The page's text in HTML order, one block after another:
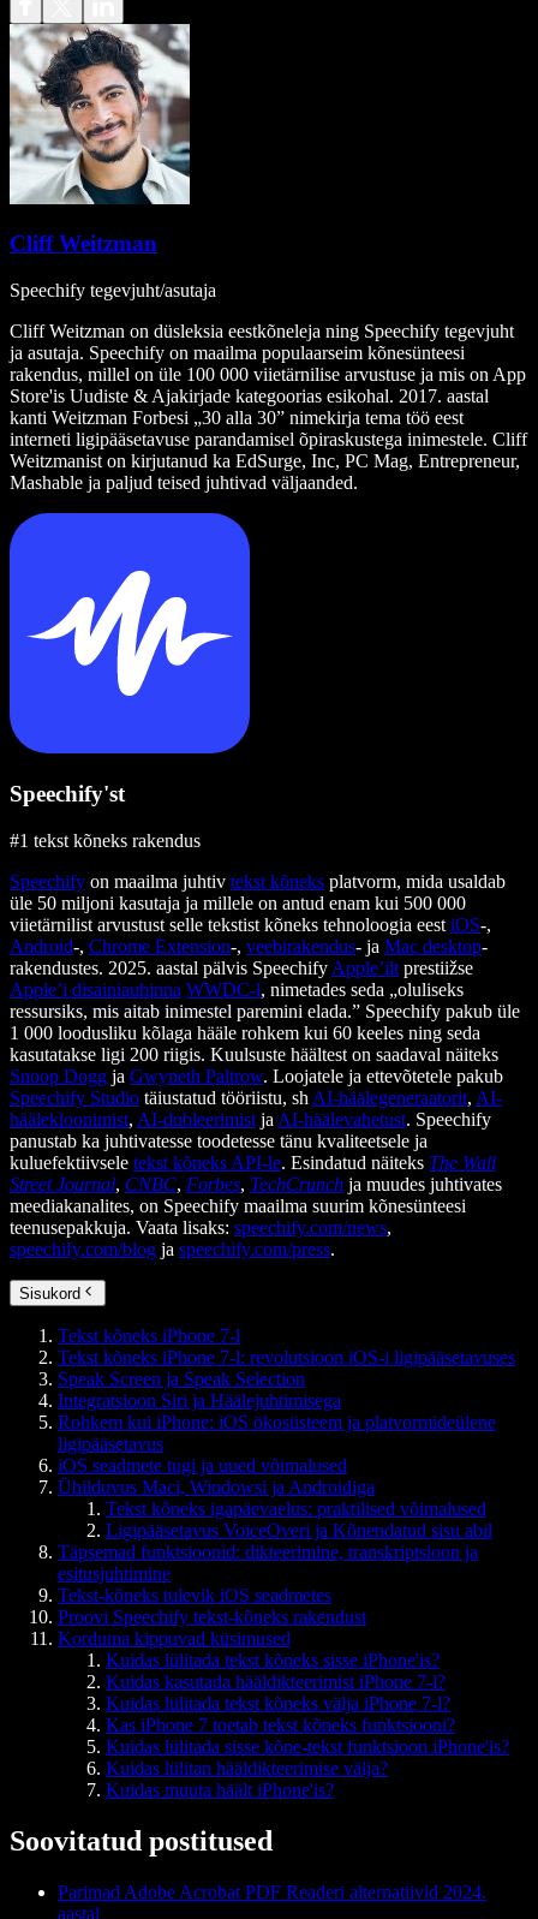
Cliff Weitzman
Speechify tegevjuht/asutaja
Cliff Weitzman on düsleksia eestkõneleja ning Speechify tegevjuht
ja asutaja. Speechify on maailma populaarseim kõnesünteesi
rakendus, millel on üle 100 000 viietärnilise arvustuse ja mis on App
Store'is Uudiste & Ajakirjade kategoorias esikohal. 2017. aastal
kanti Weitzman Forbesi „30 alla 30” nimekirja tema töö eest
interneti ligipääsetavuse parandamisel õpiraskustega inimestele. Cliff
Weitzmanist on kirjutanud ka EdSurge, Inc, PC Mag, Entrepreneur,
Mashable ja paljud teised juhtivad väljaanded.
Speechify'st
#1 tekst kõneks rakendus
Speechify on maailma juhtiv tekst kõneks platvorm, mida usaldab
üle 50 miljoni kasutaja ja millele on antud enam kui 500 000
viietärnilist arvustust selle tekstist kõneks tehnoloogia eest iOS-,
Android-, Chrome Extension-, veebirakendus- ja Mac desktop-
rakendustes. 2025. aastal pälvis Speechify Apple’ilt prestiižse
Apple’i disainiauhinna WWDC-l, nimetades seda „oluliseks
ressursiks, mis aitab inimestel paremini elada.” Speechify pakub üle
1 000 loodusliku kõlaga hääle rohkem kui 60 keeles ning seda
kasutatakse ligi 200 riigis. Kuulsuste häältest on saadaval näiteks
Snoop Dogg ja Gwyneth Paltrow. Loojatele ja ettevõtetele pakub
Speechify Studio täiustatud tööriistu, sh AI-häälegeneraatorit, AI-
häälekloonimist, AI-dubleerimist ja AI-häälevahetust. Speechify
panustab ka juhtivatesse toodetesse tänu kvaliteetsele ja
kuluefektiivsele tekst kõneks API-le. Esindatud näiteks The Wall
Street Journal, CNBC, Forbes, TechCrunch ja muudes juhtivates
meediakanalites, on Speechify maailma suurim kõnesünteesi
teenusepakkuja. Vaata lisaks: speechify.com/news,
speechify.com/blog ja speechify.com/press.
Sisukord
Tekst kõneks iPhone 7-l
Tekst kõneks iPhone 7-l: revolutsioon iOS-i ligipääsetavuses
Speak Screen ja Speak Selection
Integratsioon Siri ja Häälejuhtimisega
Rohkem kui iPhone: iOS ökosüsteem ja platvormideülene
ligipääsetavus
iOS seadmete tugi ja uued võimalused
Ühilduvus Maci, Windowsi ja Androidiga
Tekst kõneks igapäevaelus: praktilised võimalused
Ligipääsetavus VoiceOveri ja Kõnendatud sisu abil
Täpsemad funktsioonid: dikteerimine, transkriptsioon ja
esitusjuhtimine
Tekst-kõneks tulevik iOS seadmetes
Proovi Speechify tekst-kõneks rakendust
Korduma kippuvad küsimused
Kuidas lülitada tekst kõneks sisse iPhone'is?
Kuidas kasutada hääldikteerimist iPhone 7-l?
Kuidas lülitada tekst kõneks välja iPhone 7-l?
Kas iPhone 7 toetab tekst kõneks funktsiooni?
Kuidas lülitada sisse kõne-tekst funktsioon iPhone'is?
Kuidas lülitan hääldikteerimise välja?
Kuidas muuta häält iPhone'is?
Soovitatud postitused
Parimad Adobe Acrobat PDF Readeri alternatiivid 2024.
aastal